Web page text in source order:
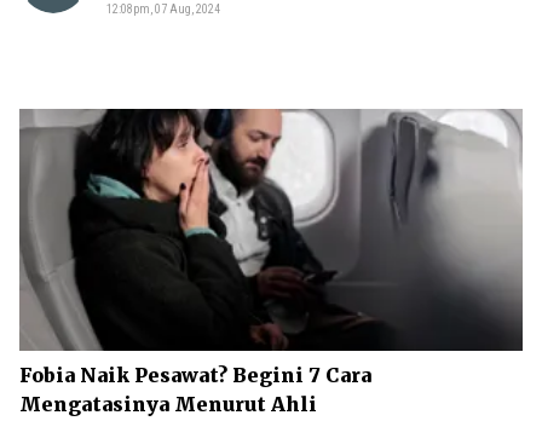
12:08pm, 07 Aug, 2024
Fobia Naik Pesawat? Begini 7 Cara
Mengatasinya Menurut Ahli